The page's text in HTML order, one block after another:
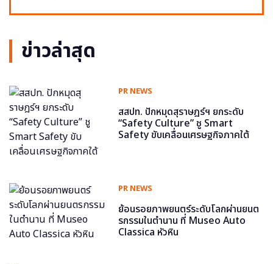
ข่าวล่าสุด
PR NEWS
สสปท. ปักหมุดสุราษฎร์ฯ ยกระดับ
“Safety Culture” ชู Smart
Safety ขับเคลื่อนเศรษฐกิจภาคใต้
PR NEWS
ย้อนรอยภาพยนตร์ระดับโลกผ่านยนต
รกรรมในตำนาน ที่ Museo Auto
Classica หัวหิน